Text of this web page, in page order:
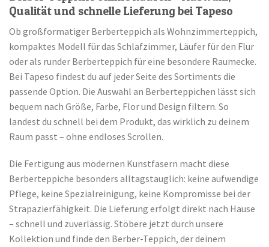
Qualität und schnelle Lieferung bei Tapeso
Ob großformatiger Berberteppich als Wohnzimmerteppich,
kompaktes Modell für das Schlafzimmer, Läufer für den Flur
oder als runder Berberteppich für eine besondere Raumecke.
Bei Tapeso findest du auf jeder Seite des Sortiments die
passende Option. Die Auswahl an Berberteppichen lässt sich
bequem nach Größe, Farbe, Flor und Design filtern. So
landest du schnell bei dem Produkt, das wirklich zu deinem
Raum passt – ohne endloses Scrollen.
Die Fertigung aus modernen Kunstfasern macht diese
Berberteppiche besonders alltagstauglich: keine aufwendige
Pflege, keine Spezialreinigung, keine Kompromisse bei der
Strapazierfähigkeit. Die Lieferung erfolgt direkt nach Hause
– schnell und zuverlässig. Stöbere jetzt durch unsere
Kollektion und finde den Berber-Teppich, der deinem